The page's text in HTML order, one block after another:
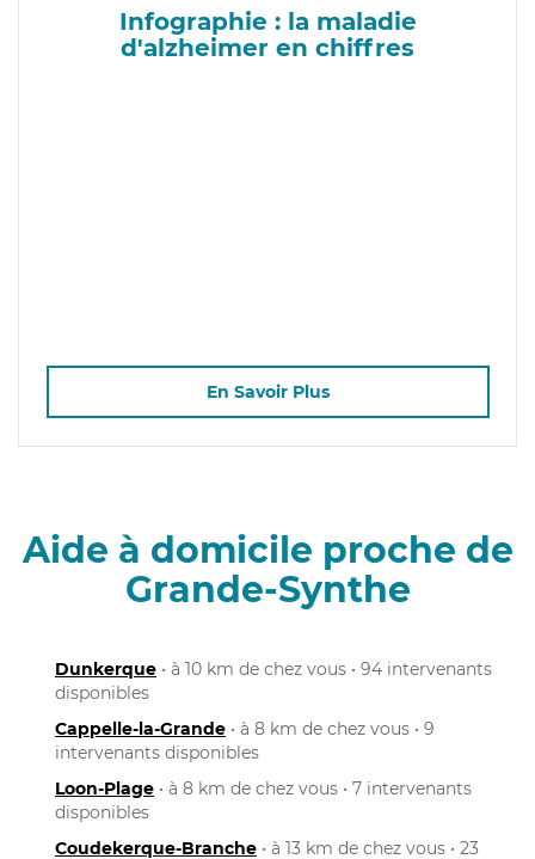
Infographie : la maladie
d'alzheimer en chiffres
En Savoir Plus
Aide à domicile proche de
Grande-Synthe
Dunkerque • à 10 km de chez vous • 94 intervenants
disponibles
Cappelle-la-Grande • à 8 km de chez vous • 9
intervenants disponibles
Loon-Plage • à 8 km de chez vous • 7 intervenants
disponibles
Coudekerque-Branche • à 13 km de chez vous • 23